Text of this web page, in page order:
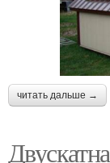
Разная
читать дальше →